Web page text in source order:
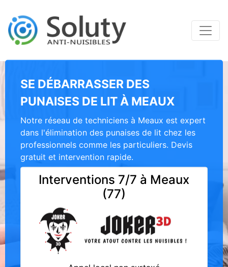
SE DÉBARRASSER DES
PUNAISES DE LIT À MEAUX
Notre réseau de techniciens à Meaux est expert
dans l'élimination des punaises de lit chez les
professionnels comme les particuliers. Devis
gratuit et intervention rapide.
Interventions 7/7 à Meaux
(77)